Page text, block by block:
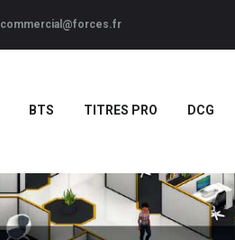
commercial@forces.fr
BTS TITRES PRO DCG
BTS
DCG